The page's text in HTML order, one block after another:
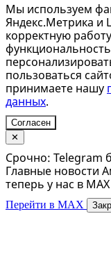
Мы используем
Яндекс.Метрика и
корректную
пользоваться
принимаете нашу
данных.
Согласен
✕
Срочно: Telegram
Главные новости
теперь у нас в MAX
Перейти в MAX